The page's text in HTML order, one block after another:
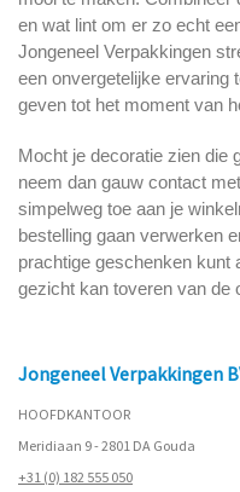
en wat lint om er zo echt
Jongeneel Verpakkingen
een onvergetelijke ervaring
geven tot het moment van
Mocht je decoratie zien die
neem dan gauw contact
simpelweg toe aan je
bestelling gaan verwerken
prachtige geschenken kunt
gezicht kan toveren van de
Jongeneel Verpakkingen
HOOFDKANTOOR
Meridiaan 9 - 2801 DA Gouda
+31 (0) 182 555 050